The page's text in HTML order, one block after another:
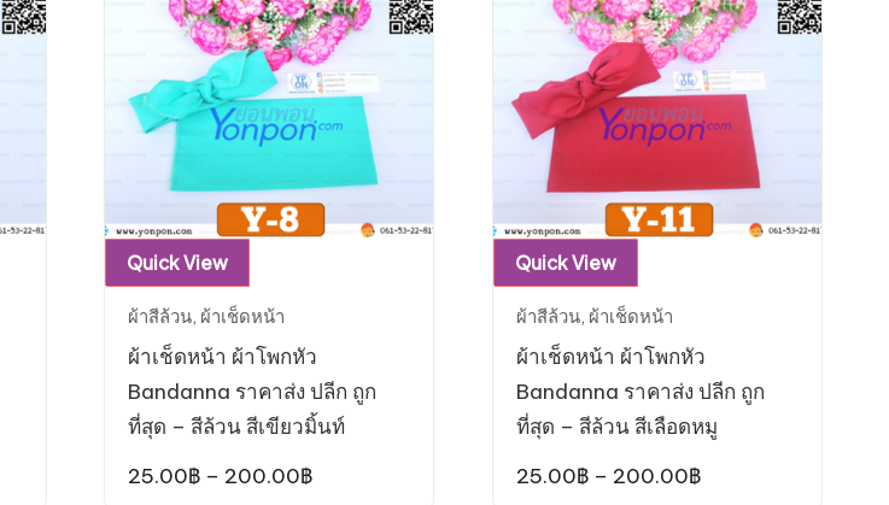
on
the
product
page
on
the
product
page
Quick View
has
multiple
variants.
The
options
ผ้าสีล้วน, ผ้าเช็ดหน้า
ผ้าเช็ดหน้า ผ้าโพกหัว
Bandanna ราคาส่ง ปลีก ถูก
ที่สุด – สีล้วน สีเขียวมิ้นท์
25.00฿ – 200.00฿Price
Quick View
has
multiple
variants.
The
options
ผ้าสีล้วน, ผ้าเช็ดหน้า
ผ้าเช็ดหน้า ผ้าโพกหัว
Bandanna ราคาส่ง ปลีก ถูก
ที่สุด – สีล้วน สีเลือดหมู
25.00฿ – 200.00฿Price